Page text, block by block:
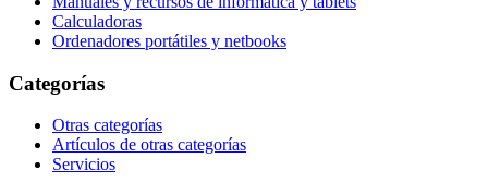
Calculadoras
Ordenadores portátiles y netbooks
Categorías
Otras categorías
Artículos de otras categorías
Servicios